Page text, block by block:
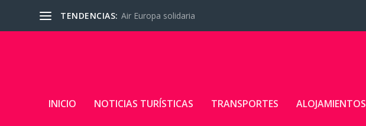
TENDENCIAS: Air Europa solidaria
INICIO NOTICIAS TURÍSTICAS TRANSPORTES ALOJAMIENTOS